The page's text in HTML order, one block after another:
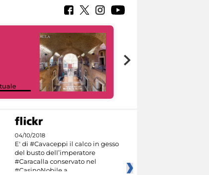
04/10/2018
E' di #Cavaceppi il calco in gesso
del busto dell’imperatore
#Caracalla conservato nel
#CasinoNobile a